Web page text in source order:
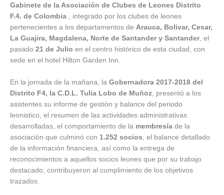
Gabinete de la Asociación de Clubes de Leones Distrito
F.4. de Colombia , integrado por los clubes de leones
pertenecientes a los departamentos de Arauca, Bolivar, Cesar,
La Guajira, Magdalena, Norte de Santander y Santander, el
pasado 21 de Julio en el centro histórico de esta ciudad, con
sede en el hotel Hilton Garden Inn.
En la jornada de la mañana, la Gobernadora 2017-2018 del
Distrito F4, la C.D.L. Tulia Lobo de Muñoz , presentó a los
asistentes su informe de gestión y balance del periodo
leonistico, el resumen de las actividades administrativas
desarrolladas, el comportamiento de la membresía de la
asociación que culminó con 1.252 socios , el balance detallado
de la información financiera, así como la entrega de
reconocimientos a aquellos socios leones que por su trabajo
destacado, contribuyeron al cumplimiento de los objetivos
trazados.